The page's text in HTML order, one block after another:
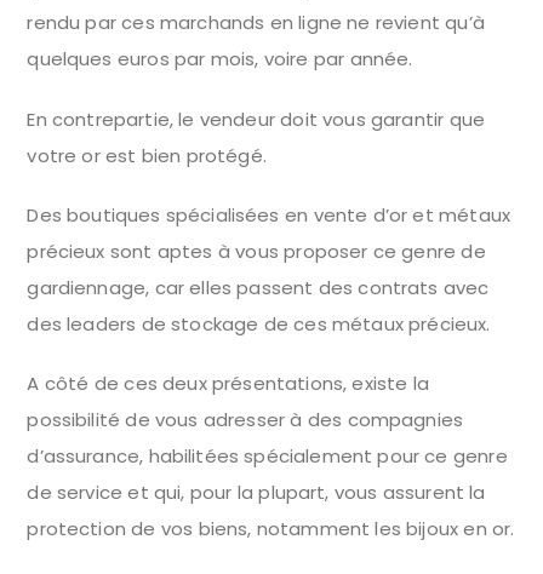
rendu par ces marchands en ligne ne revient qu’à
quelques euros par mois, voire par année.
En contrepartie, le vendeur doit vous garantir que
votre or est bien protégé.
Des boutiques spécialisées en vente d’or et métaux
précieux sont aptes à vous proposer ce genre de
gardiennage, car elles passent des contrats avec
des leaders de stockage de ces métaux précieux.
A côté de ces deux présentations, existe la
possibilité de vous adresser à des compagnies
d’assurance, habilitées spécialement pour ce genre
de service et qui, pour la plupart, vous assurent la
protection de vos biens, notamment les bijoux en or.